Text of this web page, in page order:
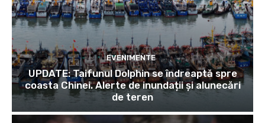
EVENIMENTE
UPDATE: Taifunul Dolphin se îndreaptă spre
coasta Chinei. Alerte de inundații și alunecări
de teren